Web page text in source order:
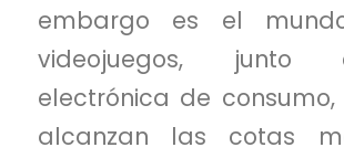
embargo es el
videojuegos,
electrónica de
alcanzan las cotas